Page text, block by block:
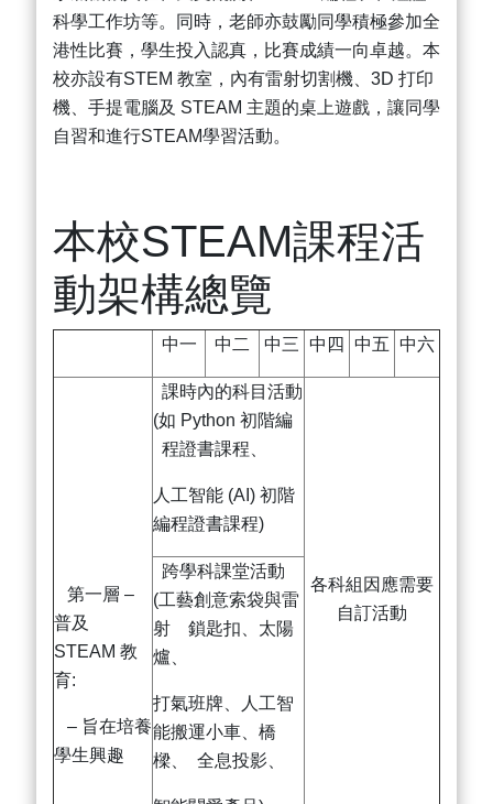
科學工作坊等。同時，老師亦鼓勵同學積極參加全
港性比賽，學生投入認真，比賽成績一向卓越。本
校亦設有STEM 教室，內有雷射切割機、3D 打印
機、手提電腦及 STEAM 主題的桌上遊戲，讓同學
自習和進行STEAM學習活動。
本校STEAM課程活
動架構總覽
中一 中二 中三 中四 中五 中六
第一層 –
普及
STEAM 教
育:
– 旨在培養
學生興趣
課時內的科目活動
(如 Python 初階編
程證書課程、
人工智能 (AI) 初階
編程證書課程)
各科組因應需要
自訂活動
跨學科課堂活動
(工藝創意索袋與雷
射 鎖匙扣、太陽
爐、
打氣班牌、人工智
能搬運小車、橋
樑、 全息投影、